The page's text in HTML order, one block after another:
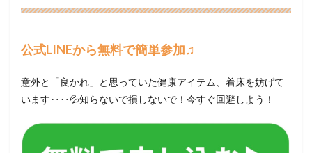
公式LINEから無料で簡単参加♫
意外と「良かれ」と思っていた健康アイテム、着床を妨げて
います‥‥💦知らないで損しないで！今すぐ回避しよう！